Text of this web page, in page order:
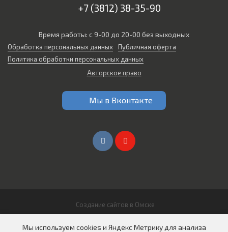
+7 (3812) 38-35-90
Время работы: с 9-00 до 20-00 без выходных
Обработка персональных данных
Публичная оферта
Политика обработки персональных данных
Авторское право
Мы в Вконтакте
Создание сайтов в Омске
ООО "СИБИРЬ АВТО"
Мы используем cookies и Яндекс Метрику для анализа